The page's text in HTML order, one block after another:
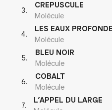
3.
CREPUSCULE
Molécule
4.
LES EAUX
Molécule
5.
BLEU NOIR
Molécule
6.
COBALT
Molécule
7.
L’APPEL DU LARGE